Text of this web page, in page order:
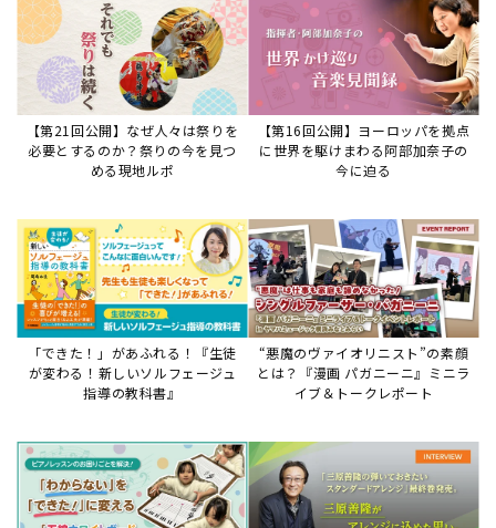
【第21回公開】なぜ人々は祭りを
必要とするのか？祭りの今を見つ
める現地ルポ
【第16回公開】ヨーロッパを拠点
に世界を駆けまわる阿部加奈子の
今に迫る
「できた！」があふれる！『生徒
が変わる！新しいソルフェージュ
指導の教科書』
“悪魔のヴァイオリニスト”の素顔
とは？『漫画 パガニーニ』ミニラ
イブ＆トークレポート